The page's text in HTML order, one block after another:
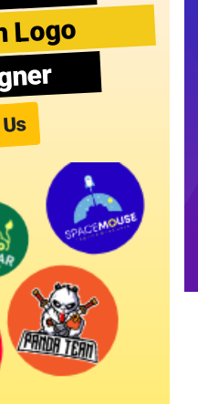
Logo